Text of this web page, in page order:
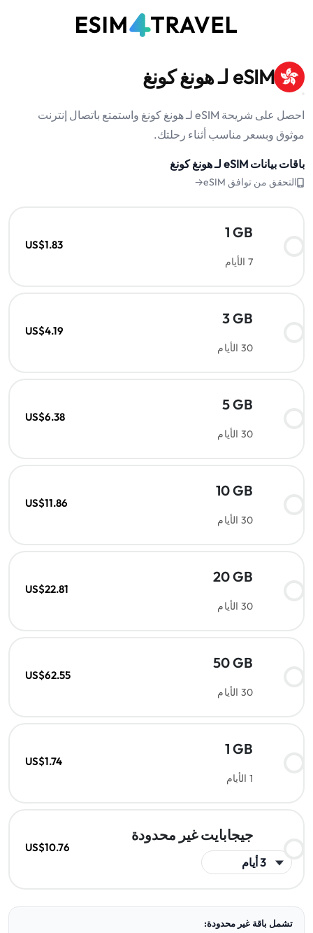
eSIM لـ هونغ كونغ
احصل على شريحة eSIM لـ هونغ كونغ واستمتع باتصال إنترنت
موثوق وبسعر مناسب أثناء رحلتك.
باقات بيانات eSIM لـ هونغ كونغ
التحقق من توافق eSIM→
1 GB
7 الأيام
US$1.83
3 GB
30 الأيام
US$4.19
5 GB
30 الأيام
US$6.38
10 GB
30 الأيام
US$11.86
20 GB
30 الأيام
US$22.81
50 GB
30 الأيام
US$62.55
1 GB
1 الأيام
US$1.74
جيجابايت غير محدودة
US$10.76
تشمل باقة غير محدودة: